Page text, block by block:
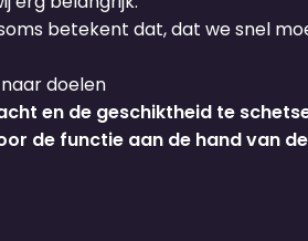
betekent dat, dat we snel
doelen
en de geschiktheid te
de functie aan de hand van